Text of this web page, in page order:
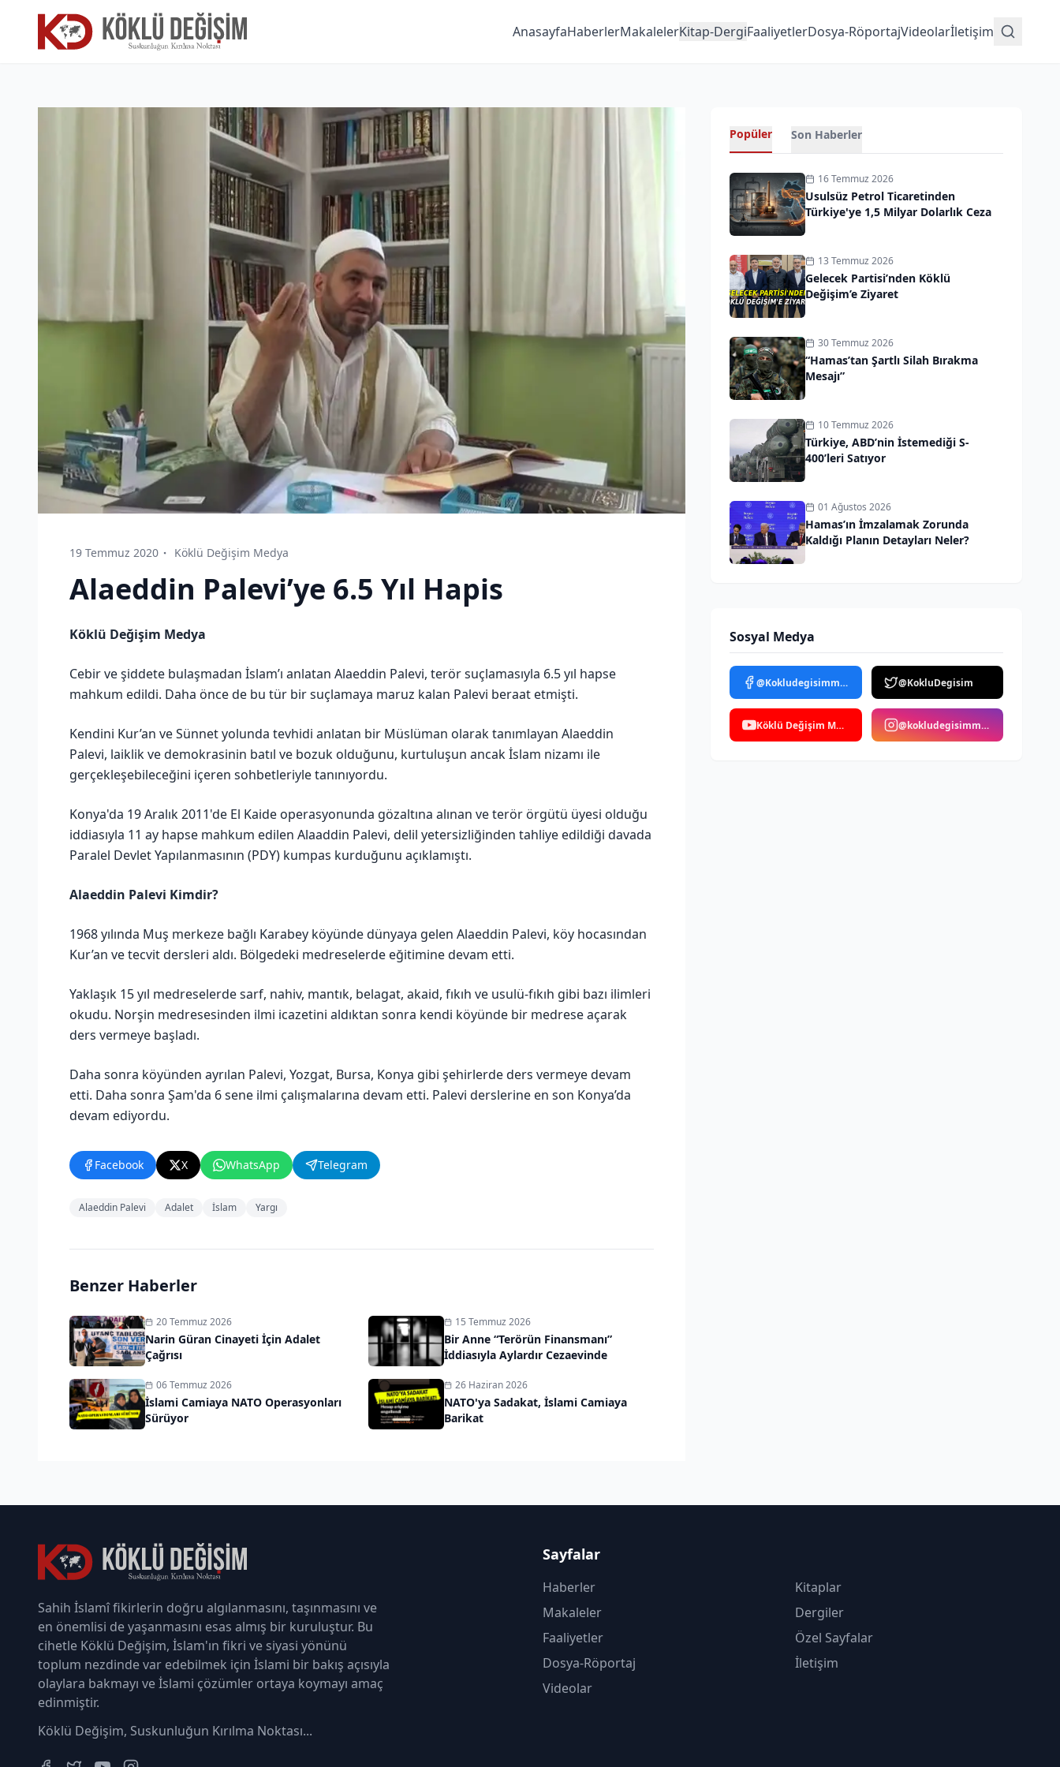
AnasayfaHaberlerMakalelerKitap-DergiFaaliyetlerDosya-RöportajVideolarİletişim
19 Temmuz 2020 Köklü Değişim Medya
Alaeddin Palevi’ye 6.5 Yıl Hapis
Köklü Değişim Medya
Cebir ve şiddete bulaşmadan İslam’ı anlatan Alaeddin Palevi, terör suçlamasıyla 6.5 yıl hapse
mahkum edildi. Daha önce de bu tür bir suçlamaya maruz kalan Palevi beraat etmişti.
Kendini Kur’an ve Sünnet yolunda tevhidi anlatan bir Müslüman olarak tanımlayan Alaeddin
Palevi, laiklik ve demokrasinin batıl ve bozuk olduğunu, kurtuluşun ancak İslam nizamı ile
gerçekleşebileceğini içeren sohbetleriyle tanınıyordu.
Konya'da 19 Aralık 2011'de El Kaide operasyonunda gözaltına alınan ve terör örgütü üyesi olduğu
iddiasıyla 11 ay hapse mahkum edilen Alaaddin Palevi, delil yetersizliğinden tahliye edildiği davada
Paralel Devlet Yapılanmasının (PDY) kumpas kurduğunu açıklamıştı.
Alaeddin Palevi Kimdir?
1968 yılında Muş merkeze bağlı Karabey köyünde dünyaya gelen Alaeddin Palevi, köy hocasından
Kur’an ve tecvit dersleri aldı. Bölgedeki medreselerde eğitimine devam etti.
Yaklaşık 15 yıl medreselerde sarf, nahiv, mantık, belagat, akaid, fıkıh ve usulü-fıkıh gibi bazı ilimleri
okudu. Norşin medresesinden ilmi icazetini aldıktan sonra kendi köyünde bir medrese açarak
ders vermeye başladı.
Daha sonra köyünden ayrılan Palevi, Yozgat, Bursa, Konya gibi şehirlerde ders vermeye devam
etti. Daha sonra Şam'da 6 sene ilmi çalışmalarına devam etti. Palevi derslerine en son Konya’da
devam ediyordu.
Facebook X WhatsApp Telegram
Alaeddin Palevi Adalet İslam Yargı
Benzer Haberler
20 Temmuz 2026
Narin Güran Cinayeti İçin Adalet
Çağrısı
15 Temmuz 2026
Bir Anne “Terörün Finansmanı”
İddiasıyla Aylardır Cezaevinde
06 Temmuz 2026
İslami Camiaya NATO Operasyonları
Sürüyor
26 Haziran 2026
NATO'ya Sadakat, İslami Camiaya
Barikat
Popüler Son Haberler
16 Temmuz 2026
Usulsüz Petrol Ticaretinden
Türkiye'ye 1,5 Milyar Dolarlık Ceza
13 Temmuz 2026
Gelecek Partisi’nden Köklü
Değişim’e Ziyaret
30 Temmuz 2026
“Hamas’tan Şartlı Silah Bırakma
Mesajı”
10 Temmuz 2026
Türkiye, ABD’nin İstemediği S-
400’leri Satıyor
01 Ağustos 2026
Hamas’ın İmzalamak Zorunda
Kaldığı Planın Detayları Neler?
Sosyal Medya
@Kokludegisimmedya @KokluDegisim
Köklü Değişim Medya @kokludegisimmedya
Sahih İslamî fikirlerin doğru algılanmasını, taşınmasını ve
en önemlisi de yaşanmasını esas almış bir kuruluştur. Bu
cihetle Köklü Değişim, İslam'ın fikri ve siyasi yönünü
toplum nezdinde var edebilmek için İslami bir bakış açısıyla
olaylara bakmayı ve İslami çözümler ortaya koymayı amaç
edinmiştir.
Köklü Değişim, Suskunluğun Kırılma Noktası...
Sayfalar
Haberler
Makaleler
Faaliyetler
Dosya-Röportaj
Videolar
Kitaplar
Dergiler
Özel Sayfalar
İletişim